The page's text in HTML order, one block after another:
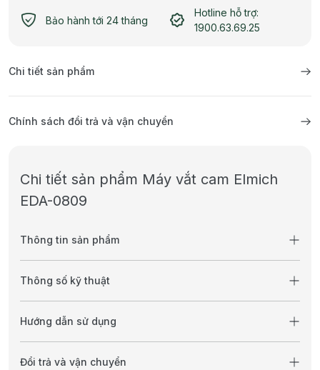
Bảo hành tới 24 tháng
Hotline hỗ trợ:
1900.63.69.25
Chi tiết sản phẩm
Chính sách đổi trả và vận chuyển
Chi tiết sản phẩm Máy vắt cam Elmich
EDA-0809
Thông tin sản phẩm
Thông số kỹ thuật
Hướng dẫn sử dụng
Đổi trả và vận chuyển